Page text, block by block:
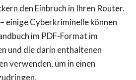
den Einbruch in Ihren Router.
einige Cyberkriminelle können
im PDF-Format im
und die darin enthaltenen
verwenden, um in einen